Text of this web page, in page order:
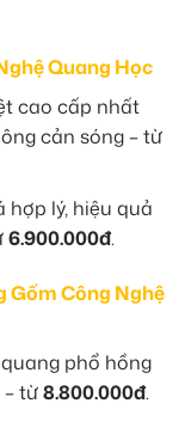
Quang Học
cao cấp nhất
cản sóng – từ
hợp lý, hiệu quả
6.900.000đ.
Gốm Công Nghệ
phổ hồng
– từ8.800.000đ.